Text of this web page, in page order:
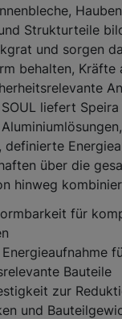
Strukturteile
und sorgen
behalten, Kräfte
liefert
über die
hinweg
für
Bauteile
zur
und